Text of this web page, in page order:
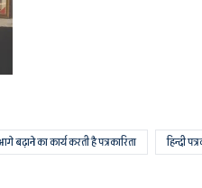
बढ़ाने का कार्य करती है पत्रकारिता हिन्दी